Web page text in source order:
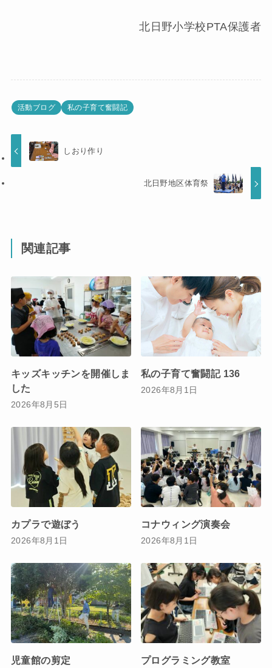
北日野小学校PTA保護者
活動ブログ 私の子育て奮闘記
しおり作り
北日野地区体育祭
関連記事
キッズキッチンを開催しま
した
2026年8月5日
私の子育て奮闘記 136
2026年8月1日
カプラで遊ぼう
2026年8月1日
コナウィング演奏会
2026年8月1日
児童館の剪定 プログラミング教室